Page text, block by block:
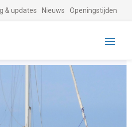
& updates Nieuws Openingstijden